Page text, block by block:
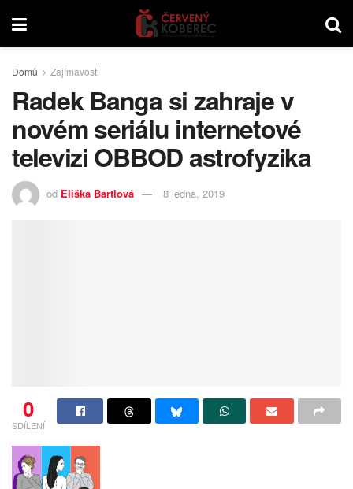
Domů Zajímavosti
Radek Banga si zahraje v
novém seriálu internetové
televizi OBBOD astrofyzika
od Eliška Bartlová 8 ledna, 2019
0
SDÍLENÍ